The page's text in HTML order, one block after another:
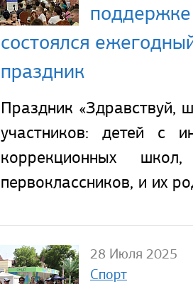
состоялся
праздник
Праздник «Здравствуй,
участников: детей с
коррекционных
первоклассников, и их
28 Июля 2025
Спорт